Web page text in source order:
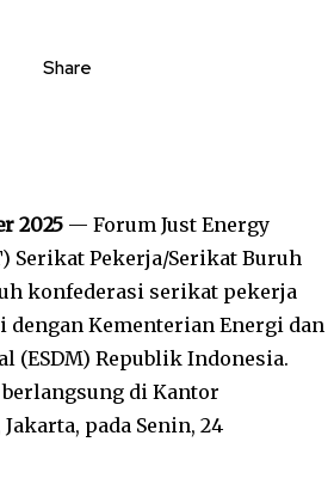
Share
2025 — Forum Just Energy
Serikat Pekerja/Serikat Buruh
konfederasi serikat pekerja
dengan Kementerian Energi dan
(ESDM) Republik Indonesia.
di Kantor
pada Senin, 24